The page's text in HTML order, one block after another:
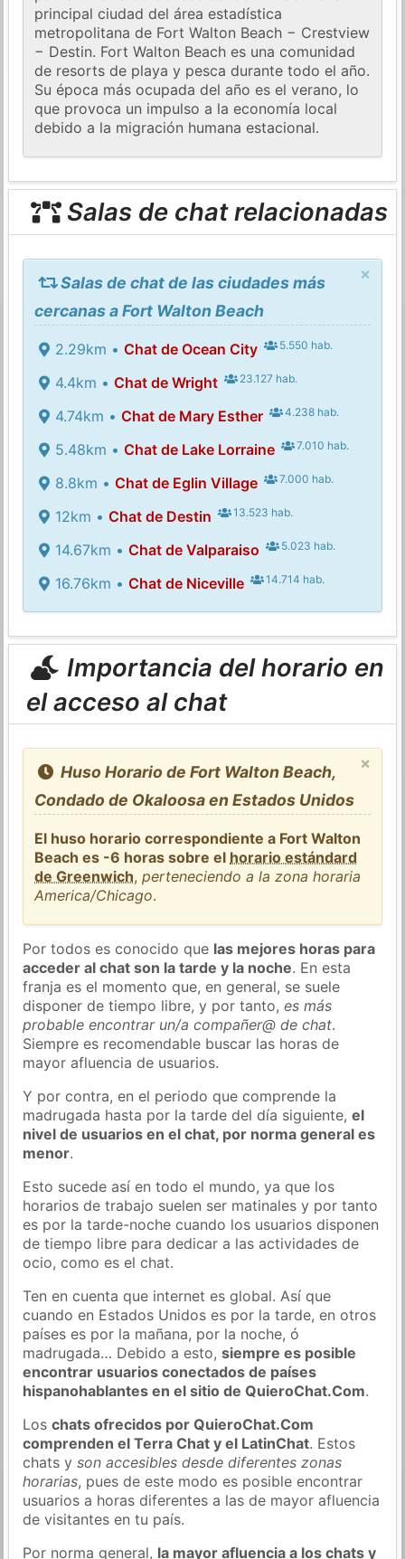
principal ciudad del área estadística
metropolitana de Fort Walton Beach − Crestview
− Destin. Fort Walton Beach es una comunidad
de resorts de playa y pesca durante todo el año.
Su época más ocupada del año es el verano, lo
que provoca un impulso a la economía local
debido a la migración humana estacional.
Salas de chat relacionadas
×
Salas de chat de las ciudades más
cercanas a Fort Walton Beach
2.29km • Chat de Ocean City 5.550 hab.
4.4km • Chat de Wright 23.127 hab.
4.74km • Chat de Mary Esther 4.238 hab.
5.48km • Chat de Lake Lorraine 7.010 hab.
8.8km • Chat de Eglin Village 7.000 hab.
12km • Chat de Destin 13.523 hab.
14.67km • Chat de Valparaiso 5.023 hab.
16.76km • Chat de Niceville 14.714 hab.
Importancia del horario en
el acceso al chat
×
Huso Horario de Fort Walton Beach,
Condado de Okaloosa en Estados Unidos
El huso horario correspondiente a Fort Walton
Beach es -6 horas sobre el horario estándard
de Greenwich,perteneciendo a la zona horaria
America/Chicago.
Por todos es conocido que las mejores horas para
acceder al chat son la tarde y la noche. En esta
franja es el momento que, en general, se suele
disponer de tiempo libre, y por tanto,es más
probable encontrar un/a compañer@ de chat.
Siempre es recomendable buscar las horas de
mayor afluencia de usuarios.
Y por contra, en el periodo que comprende la
madrugada hasta por la tarde del día siguiente,el
nivel de usuarios en el chat, por norma general es
menor.
Esto sucede así en todo el mundo, ya que los
horarios de trabajo suelen ser matinales y por tanto
es por la tarde-noche cuando los usuarios disponen
de tiempo libre para dedicar a las actividades de
ocio, como es el chat.
Ten en cuenta que internet es global. Así que
cuando en Estados Unidos es por la tarde, en otros
países es por la mañana, por la noche, ó
madrugada… Debido a esto,siempre es posible
encontrar usuarios conectados de países
hispanohablantes en el sitio de QuieroChat.Com.
Loschats ofrecidos por QuieroChat.Com
comprenden el Terra Chat y el LatinChat. Estos
chats yson accesibles desde diferentes zonas
horarias, pues de este modo es posible encontrar
usuarios a horas diferentes a las de mayor afluencia
de visitantes en tu país.
Por norma general, la mayor afluencia a los chats y